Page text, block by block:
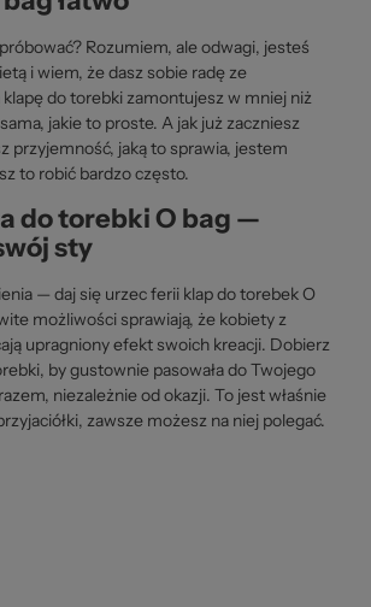
Rozumiem, ale odwagi, jesteś
i wiem, że dasz sobie radę ze
do torebki zamontujesz w mniej niż
jakie to proste. A jak już zaczniesz
przyjemność, jaką to sprawia, jestem
to robić bardzo często.
do torebki O bag —
sty
— daj się urzec ferii klap do torebek O
możliwości sprawiają, że kobiety z
upragniony efekt swoich kreacji. Dobierz
by gustownie pasowała do Twojego
niezależnie od okazji. To jest właśnie
zawsze możesz na niej polegać.